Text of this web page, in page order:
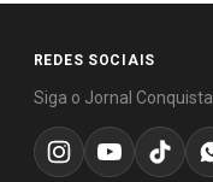
REDES SOCIAIS
Siga o Jornal Conquista